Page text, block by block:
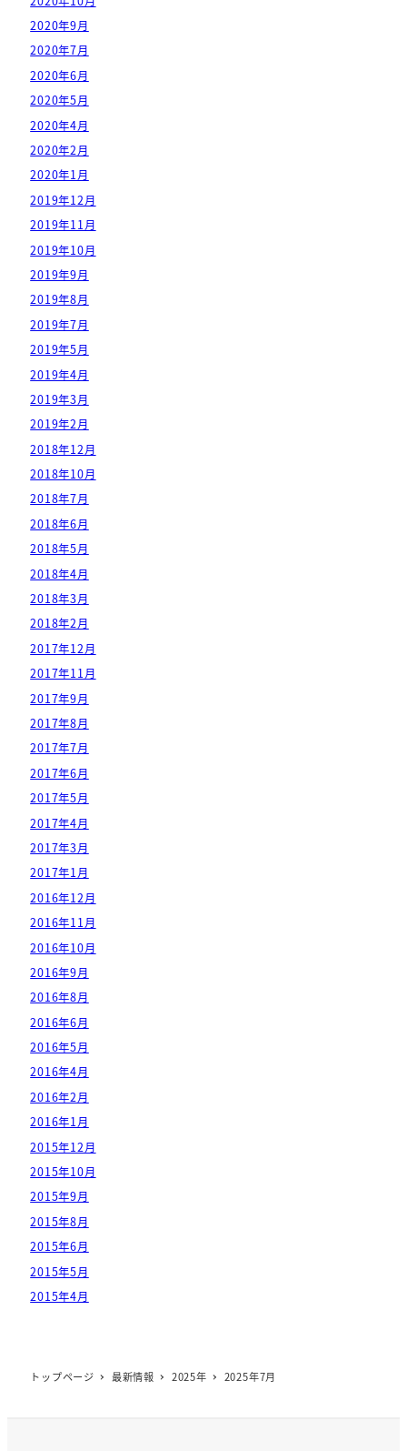
2020年9月
2020年7月
2020年6月
2020年5月
2020年4月
2020年2月
2020年1月
2019年12月
2019年11月
2019年10月
2019年9月
2019年8月
2019年7月
2019年5月
2019年4月
2019年3月
2019年2月
2018年12月
2018年10月
2018年7月
2018年6月
2018年5月
2018年4月
2018年3月
2018年2月
2017年12月
2017年11月
2017年9月
2017年8月
2017年7月
2017年6月
2017年5月
2017年4月
2017年3月
2017年1月
2016年12月
2016年11月
2016年10月
2016年9月
2016年8月
2016年6月
2016年5月
2016年4月
2016年2月
2016年1月
2015年12月
2015年10月
2015年9月
2015年8月
2015年6月
2015年5月
2015年4月
トップページ 最新情報 2025年 2025年7月